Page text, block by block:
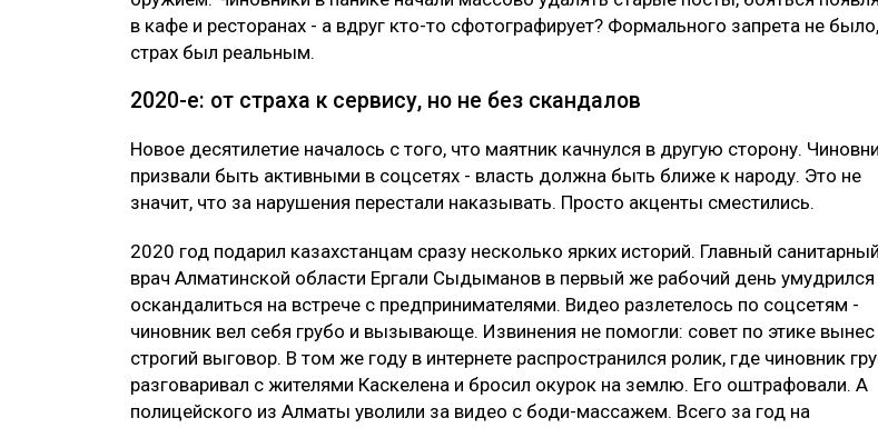
в кафе и ресторанах - а вдруг кто-то сфотографирует? Формального запрета не
страх был реальным.
2020-е: от страха к сервису, но не без скандалов
Новое десятилетие началось с того, что маятник качнулся в другую сторону.
призвали быть активными в соцсетях - власть должна быть ближе к народу. Это не
значит, что за нарушения перестали наказывать. Просто акценты сместились.
2020 год подарил казахстанцам сразу несколько ярких историй. Главный санитарный
врач Алматинской области Ергали Сыдыманов в первый же рабочий день умудрился
оскандалиться на встрече с предпринимателями. Видео разлетелось по соцсетям -
чиновник вел себя грубо и вызывающе. Извинения не помогли: совет по этике вынес
строгий выговор. В том же году в интернете распространился ролик, где чиновник
разговаривал с жителями Каскелена и бросил окурок на землю. Его оштрафовали. А
полицейского из Алматы уволили за видео с боди-массажем. Всего за год на